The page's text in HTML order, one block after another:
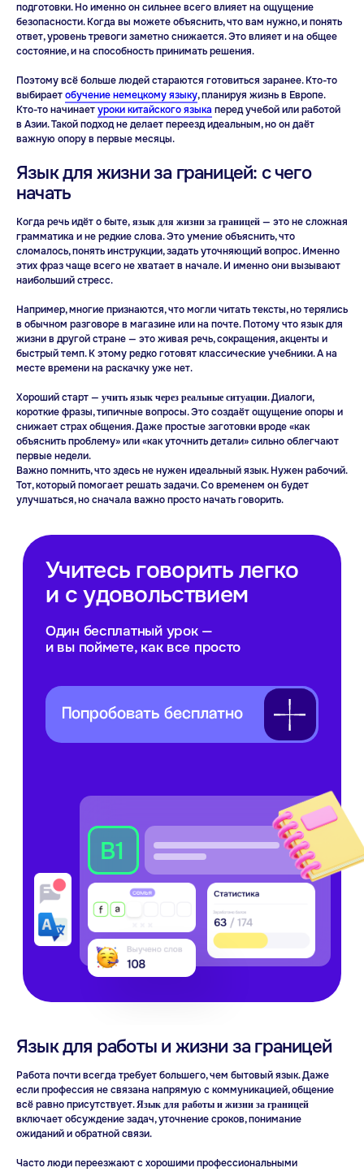
подготовки. Но именно он сильнее всего влияет на ощущение
безопасности. Когда вы можете объяснить, что вам нужно, и понять
ответ, уровень тревоги заметно снижается. Это влияет и на общее
состояние, и на способность принимать решения.
Поэтому всё больше людей стараются готовиться заранее. Кто-то
выбираетобучение немецкому языку, планируя жизнь в Европе.
Кто-то начинаетуроки китайского языка перед учебой или работой
в Азии. Такой подход не делает переезд идеальным, но он даёт
важную опору в первые месяцы.
Язык для жизни за границей: с чего
начать
Когда речь идёт о быте, язык для жизни за границей — это не сложная
грамматика и не редкие слова. Это умение объяснить, что
сломалось, понять инструкции, задать уточняющий вопрос. Именно
этих фраз чаще всего не хватает в начале. И именно они вызывают
наибольший стресс.
Например, многие признаются, что могли читать тексты, но терялись
в обычном разговоре в магазине или на почте. Потому что язык для
жизни в другой стране — это живая речь, сокращения, акценты и
быстрый темп. К этому редко готовят классические учебники. А на
месте времени на раскачку уже нет.
Хороший старт — учить язык через реальные ситуации. Диалоги,
короткие фразы, типичные вопросы. Это создаёт ощущение опоры и
снижает страх общения. Даже простые заготовки вроде «как
объяснить проблему» или «как уточнить детали» сильно облегчают
первые недели.
Важно помнить, что здесь не нужен идеальный язык. Нужен рабочий.
Тот, который помогает решать задачи. Со временем он будет
улучшаться, но сначала важно просто начать говорить.
B1
Учитесь говорить легко
и с удовольствием
и вы поймете, как все просто
Попробовать бесплатно
Язык для работы и жизни за границей
Работа почти всегда требует большего, чем бытовый язык. Даже
если профессия не связана напрямую с коммуникацией, общение
всё равно присутствует.Язык для работы и жизни за границей
включает обсуждение задач, уточнение сроков, понимание
ожиданий и обратной связи.
Часто люди переезжают с хорошими профессиональными
Разговорный клуб